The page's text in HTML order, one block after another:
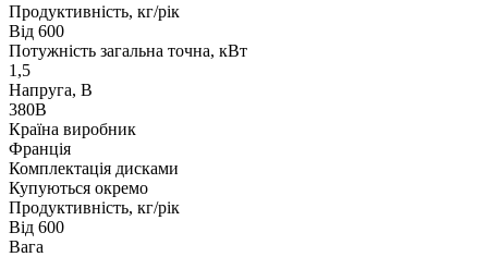
Продуктивність, кг/рік
Від 600
Потужність загальна точна, кВт
1,5
Напруга, В
380В
Країна виробник
Франція
Комплектація дисками
Купуються окремо
Продуктивність, кг/рік
Від 600
Вага